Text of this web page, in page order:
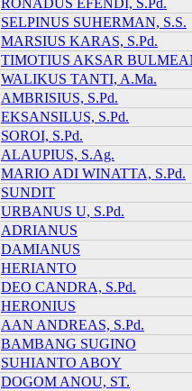
RONADUS EFENDI, S.Pd.
SELPINUS SUHERMAN, S.S.
MARSIUS KARAS, S.Pd.
TIMOTIUS AKSAR
WALIKUS TANTI, A.Ma.
AMBRISIUS, S.Pd.
EKSANSILUS, S.Pd.
SOROI, S.Pd.
ALAUPIUS, S.Ag.
MARIO ADI WINATTA, S.Pd.
SUNDIT
URBANUS U, S.Pd.
ADRIANUS
DAMIANUS
HERIANTO
DEO CANDRA, S.Pd.
HERONIUS
AAN ANDREAS, S.Pd.
BAMBANG SUGINO
SUHIANTO ABOY
DOGOM ANOU, ST.